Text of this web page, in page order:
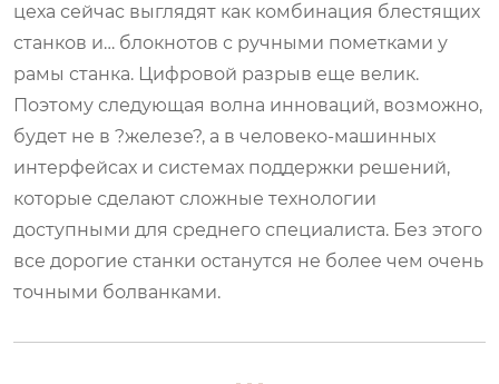
цеха сейчас выглядят как комбинация блестящих
станков и… блокнотов с ручными пометками у
рамы станка. Цифровой разрыв еще велик.
Поэтому следующая волна инноваций, возможно,
будет не в ?железе?, а в человеко-машинных
интерфейсах и системах поддержки решений,
которые сделают сложные технологии
доступными для среднего специалиста. Без этого
все дорогие станки останутся не более чем очень
точными болванками.